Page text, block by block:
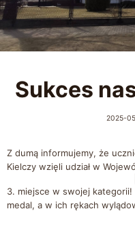
Sukces
2025-
Z dumą informujemy, że
Kielczy wzięli udział w
3. miejsce w swojej kategorii!
medal, a w ich rękach